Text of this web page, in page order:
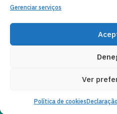
Gerenciar serviços
Ver
Política de cookies
ENTIDADES
CORREIO